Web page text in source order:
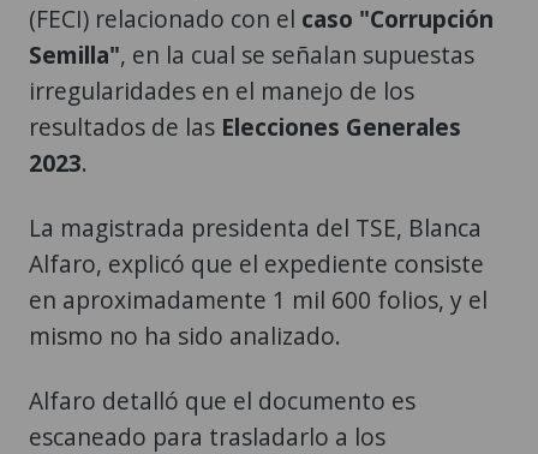
(FECI) relacionado con el caso "Corrupción
Semilla", en la cual se señalan supuestas
irregularidades en el manejo de los
resultados de las Elecciones Generales
2023.
La magistrada presidenta del TSE, Blanca
Alfaro, explicó que el expediente consiste
en aproximadamente 1 mil 600 folios, y el
mismo no ha sido analizado.
Alfaro detalló que el documento es
escaneado para trasladarlo a los